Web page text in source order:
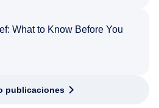
What to Know Before You
publicaciones